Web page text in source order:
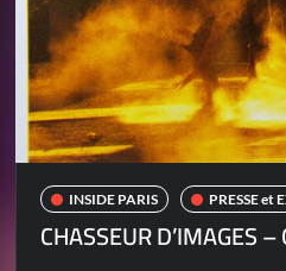
INSIDE PARIS PRESSE et
CHASSEUR D’IMAGES